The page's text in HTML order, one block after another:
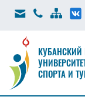
КУБАНСКИЙ
СПОРТА И